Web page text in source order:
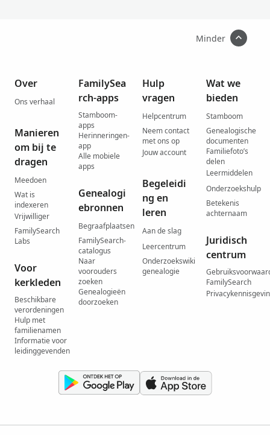
Minder
Over
Ons verhaal
Manieren
om bij te
dragen
Meedoen
Wat is
indexeren
Vrijwilliger
FamilySearch
Labs
Voor
kerkleden
Beschikbare
verordeningen
Hulp met
familienamen
Informatie voor
leidinggevenden
FamilySea
rch-apps
Stamboom-
apps
Herinneringen-
app
Alle mobiele
apps
Genealogi
ebronnen
Begraafplaatsen
FamilySearch-
catalogus
Naar
voorouders
zoeken
Genealogieën
doorzoeken
Hulp
vragen
Helpcentrum
Neem contact
met ons op
Jouw account
Begeleidi
ng en
leren
Aan de slag
Leercentrum
Onderzoekswiki
genealogie
Wat we
bieden
Stamboom
Genealogische
documenten
Familiefoto’s
delen
Leermiddelen
Onderzoekshulp
Betekenis
achternaam
Juridisch
centrum
FamilySearch